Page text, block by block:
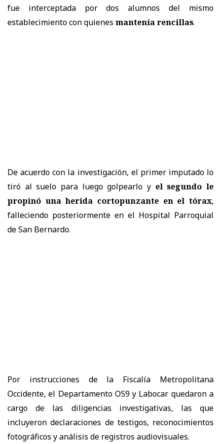
fue interceptada por dos alumnos del mismo
establecimiento con quienes mantenía rencillas.
De acuerdo con la investigación, el primer imputado lo
tiró al suelo para luego golpearlo y el segundo le
propinó una herida cortopunzante en el tórax,
falleciendo posteriormente en el Hospital Parroquial
de San Bernardo.
Por instrucciones de la Fiscalía Metropolitana
Occidente, el Departamento OS9 y Labocar quedaron a
cargo de las diligencias investigativas, las que
incluyeron declaraciones de testigos, reconocimientos
fotográficos y análisis de registros audiovisuales.